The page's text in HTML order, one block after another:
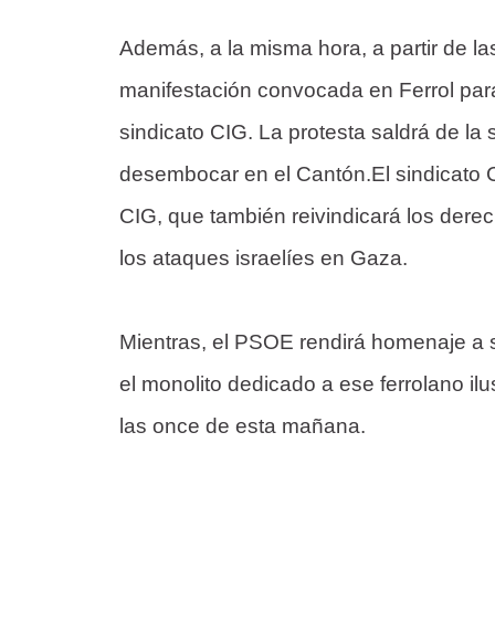
Además, a la misma hora, a partir de
manifestación convocada en Ferrol
sindicato CIG. La protesta saldrá de la
desembocar en el Cantón.El sindicato
CIG, que también reivindicará los
los ataques israelíes en Gaza.
Mientras, el PSOE rendirá homenaje
el monolito dedicado a ese ferrolano
las once de esta mañana.